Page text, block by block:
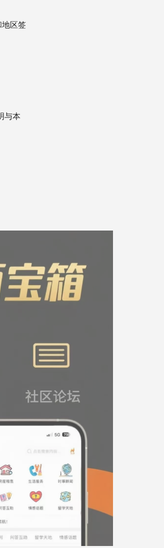
区签
与本